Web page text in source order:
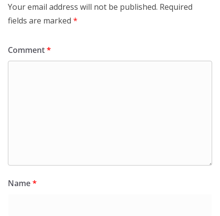
Your email address will not be published. Required
fields are marked *
Comment*
Name*